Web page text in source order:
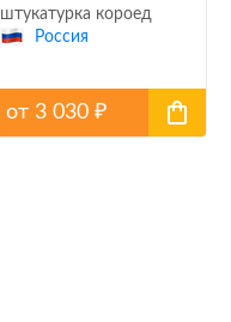
штукатурка короед
для внутренних и
Россия
от 3 030₽